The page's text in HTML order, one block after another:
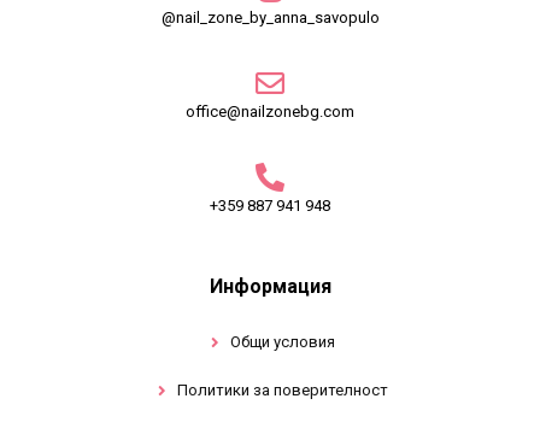
@nail_zone_by_anna_savopulo
office@nailzonebg.com
+359 887 941 948
Информация
Общи условия
Политики за поверителност